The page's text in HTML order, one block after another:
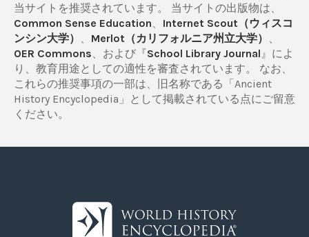
当サイトを推奨されています。 当サイトの出版物は、
Common Sense Education
Internet Scout（ウィスコ
ンシン大学）
Merlot（カリフォルニア州立大学）
OER Commons 、および『School Library Journal 』によ
り、教育用途としての適性を審査されています。 なお、
これらの推奨事項の一部は、旧名称である「Ancient
History Encyclopedia」として掲載されている点にご留意
ください。